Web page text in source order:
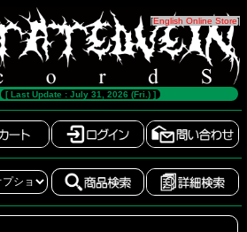
[English Online Store]
[ Last Update : July 31, 2026 (Fri.) ]